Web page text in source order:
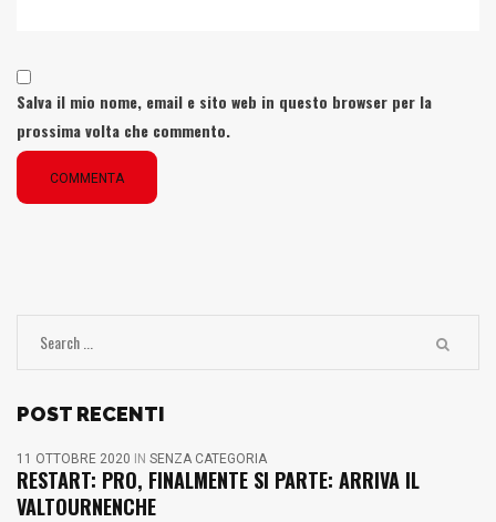
Salva il mio nome, email e sito web in questo browser per la
prossima volta che commento.
COMMENTA
POST RECENTI
11 OTTOBRE 2020 IN SENZA CATEGORIA
RESTART: PRO, FINALMENTE SI PARTE: ARRIVA IL
VALTOURNENCHE